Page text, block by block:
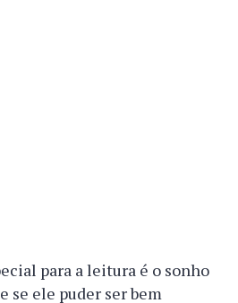
para a leitura é o sonho
se ele puder ser bem